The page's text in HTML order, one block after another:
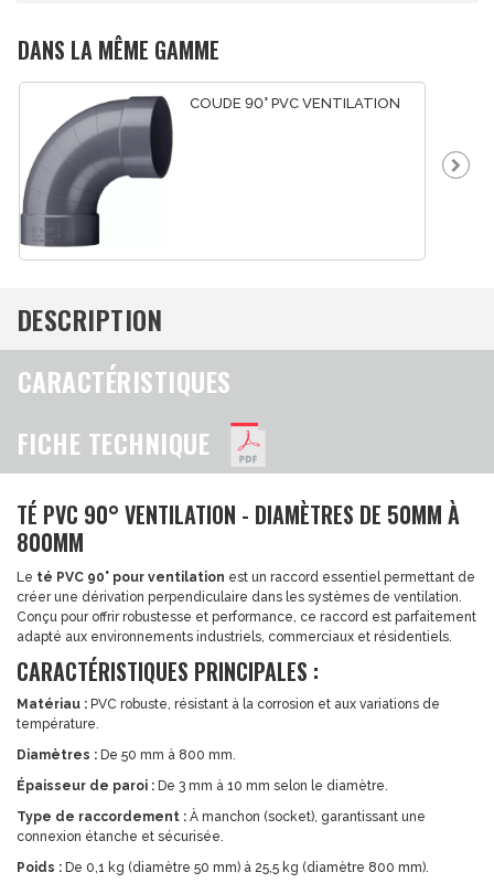
DANS LA MÊME GAMME
COUDE 90° PVC VENTILATION
DESCRIPTION
CARACTÉRISTIQUES
FICHE TECHNIQUE
TÉ PVC 90° VENTILATION - DIAMÈTRES DE 50MM À
800MM
Le té PVC 90° pour ventilation est un raccord essentiel permettant de
créer une dérivation perpendiculaire dans les systèmes de ventilation.
Conçu pour offrir robustesse et performance, ce raccord est parfaitement
adapté aux environnements industriels, commerciaux et résidentiels.
CARACTÉRISTIQUES PRINCIPALES :
Matériau : PVC robuste, résistant à la corrosion et aux variations de
température.
Diamètres : De 50 mm à 800 mm.
Épaisseur de paroi : De 3 mm à 10 mm selon le diamètre.
Type de raccordement : À manchon (socket), garantissant une
connexion étanche et sécurisée.
Poids : De 0,1 kg (diamètre 50 mm) à 25,5 kg (diamètre 800 mm).